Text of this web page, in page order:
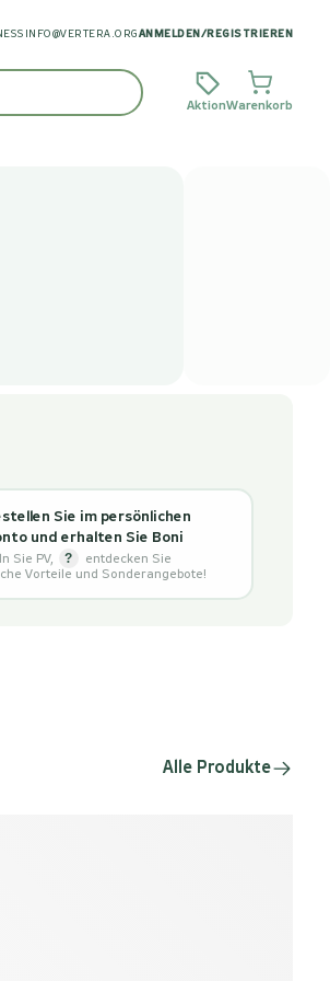
INFO@VERTERA.ORG ANMELDEN / REGISTRIEREN
AktionWarenkorb
Sie im persönlichen
und erhalten Sie Boni
Sie PV, ?
entdecken Sie
Vorteile und Sonderangebote!
Alle Produkte